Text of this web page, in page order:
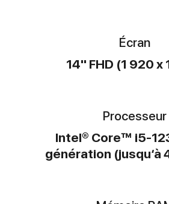
Écran
14" FHD (1 920 x
Processeur
Intel® Core™ i5-
génération (jusqu‘à